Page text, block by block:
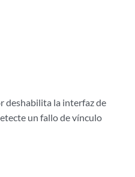
deshabilita la interfaz de
un fallo de vínculo